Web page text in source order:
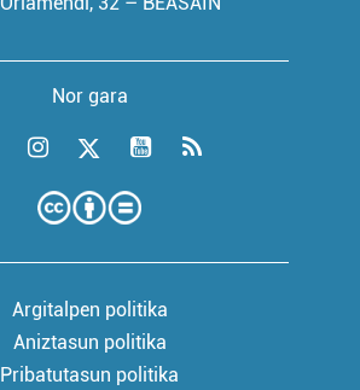
Nor gara
Argitalpen politika
Aniztasun politika
Pribatutasun politika